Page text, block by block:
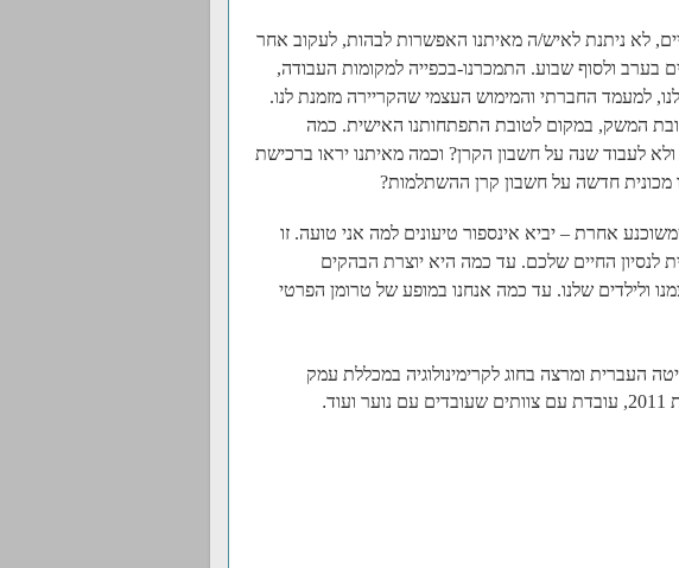
לא ניתנת לאיש/ה מאיתנו האפשרות לבהות, לעקוב אחר
בערב ולסוף שבוע. התמכרנו-בכפייה למקומות העבודה,
למעמד החברתי והמימוש העצמי שהקריירה מזמנת לנו.
המשק, במקום לטובת התפתחותנו האישית. כמה
לעבוד שנה על חשבון הקרן? וכמה מאיתנו יראו ברכישת
מכונית חדשה על חשבון קרן ההשתלמות?
אחרת – יביא אינספור טיעונים למה אני טועה. זו
לנסיון החיים שלכם. עד כמה היא יוצרת הבהקים
ולילדים שלנו. עד כמה אנחנו במופע של טרומן הפרטי
העברית ומרצה בחוג לקרימינולוגיה במכללת עמק
.